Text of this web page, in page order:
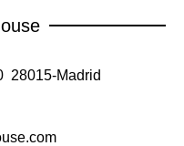
28015-Madrid